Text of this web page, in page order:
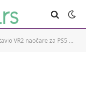
Pogledajte kada stižu na evropsko tržište i koliko će da koštaju? (VIDEO)